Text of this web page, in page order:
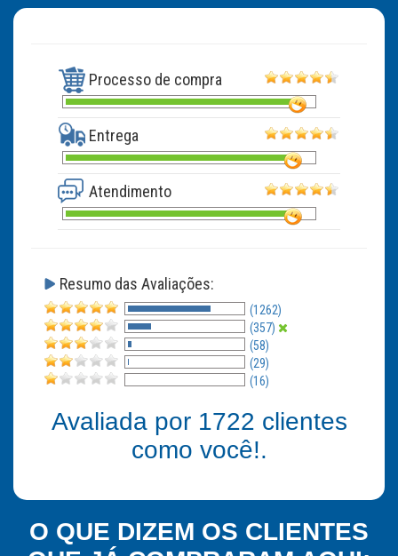
Processo de compra
Entrega
Atendimento
Resumo das Avaliações:
(1262)
(357)
(58)
(29)
(16)
Avaliada por 1722 clientes
como você!.
O QUE DIZEM OS CLIENTES